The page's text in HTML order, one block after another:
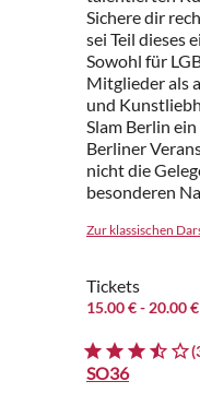
Sichere dir
sei Teil dieses
Sowohl für
Mitglieder als
und
Slam Berlin
Berliner
nicht die
besonderen
Zur klassischen
Tickets
15.00 €- 20.00 €
SO36